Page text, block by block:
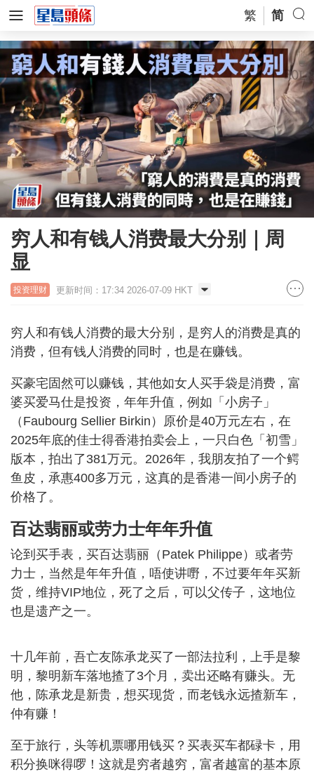
繁 简
穷人和有钱人消费最大分别｜周
显
投资理财 更新时间：17:34 2026-07-09 HKT
穷人和有钱人消费的最大分别，是穷人的消费是真的
消费，但有钱人消费的同时，也是在赚钱。
买豪宅固然可以赚钱，其他如女人买手袋是消费，富
婆买爱马仕是投资，年年升值，例如「小房子」
（Faubourg Sellier Birkin）原价是40万元左右，在
2025年底的佳士得香港拍卖会上，一只白色「初雪」
版本，拍出了381万元。2026年，我朋友拍了一个鳄
鱼皮，承惠400多万元，这真的是香港一间小房子的
价格了。
百达翡丽或劳力士年年升值
论到买手表，买百达翡丽（Patek Philippe）或者劳
力士，当然是年年升值，唔使讲嘢，不过要年年买新
货，维持VIP地位，死了之后，可以父传子，这地位
也是遗产之一。
十几年前，吾亡友陈承龙买了一部法拉利，上手是黎
明，黎明新车落地揸了3个月，卖出还略有赚头。无
他，陈承龙是新贵，想买现货，而老钱永远揸新车，
仲有赚！
至于旅行，头等机票哪用钱买？买表买车都碌卡，用
积分换咪得啰！这就是穷者越穷，富者越富的基本原